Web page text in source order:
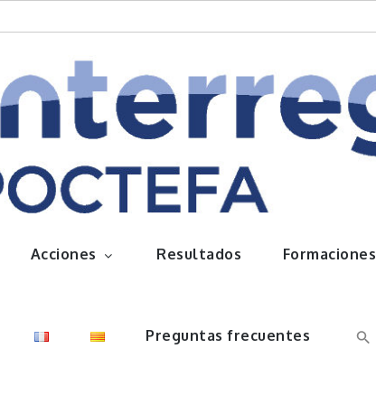
Acciones Resultados Formaciones
Preguntas frecuentes